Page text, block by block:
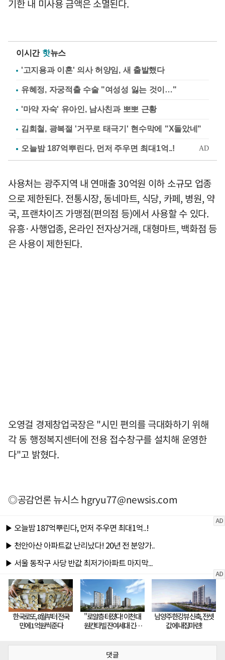
기한 내 미사용 금액은 소멸된다.
이시간 핫뉴스
'고지용과 이혼' 의사 허양임, 새 출발했다
유혜정, 자궁적출 수술 "여성성 잃는 것이…"
'마약 자숙' 유아인, 남사친과 뽀뽀 근황
김희철, 광복절 '거꾸로 태극기' 현수막에 "X돌았네"
사용처는 광주지역 내 연매출 30억원 이하 소규모 업종
으로 제한된다. 전통시장, 동네마트, 식당, 카페, 병원, 약
국, 프랜차이즈 가맹점(편의점 등)에서 사용할 수 있다.
유흥·사행업종, 온라인 전자상거래, 대형마트, 백화점 등
은 사용이 제한된다.
오영걸 경제창업국장은 "시민 편의를 극대화하기 위해
각 동 행정복지센터에 전용 접수창구를 설치해 운영한
다"고 밝혔다.
◎공감언론 뉴시스hgryu77@newsis.com
댓글